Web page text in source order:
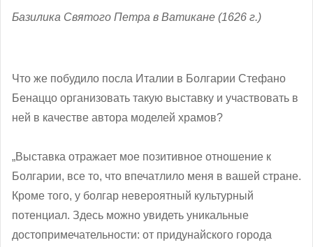
Базилика Святого Петра в Ватикане (1626 г.)
Что же побудило посла Италии в Болгарии Стефано
Бенаццо организовать такую выставку и участвовать в
ней в качестве автора моделей храмов?
„Выставка отражает мое позитивное отношение к
Болгарии, все то, что впечатлило меня в вашей стране.
Кроме того, у болгар невероятный культурный
потенциал. Здесь можно увидеть уникальные
достопримечательности: от придунайского города